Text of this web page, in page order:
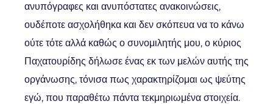
ανυπόγραφες και ανυπόστατες ανακοινώσεις,
ουδέποτε ασχολήθηκα και δεν σκόπευα να το κάνω
ούτε τότε αλλά καθώς ο συνομιλητής μου, ο κύριος
Παχατουρίδης δήλωσε ένας εκ των μελών αυτής της
οργάνωσης, τόνισα πως χαρακτηρίζομαι ως ψεύτης
εγώ, που παραθέτω πάντα τεκμηριωμένα στοιχεία.